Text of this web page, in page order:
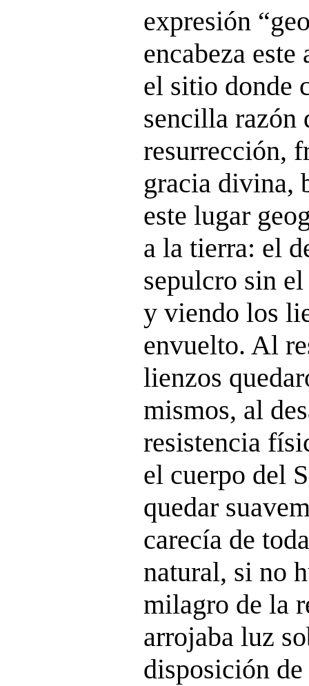
expresión
encabeza
el sitio donde
sencilla razón
resurrección,
gracia divina,
este lugar
a la tierra: el
sepulcro sin
y viendo los
envuelto. Al
lienzos
mismos, al
resistencia
el cuerpo del
quedar
carecía de
natural, si no
milagro de la
arrojaba luz
disposición